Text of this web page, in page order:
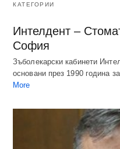
КАТЕГОРИИ
Интелдент –
София
Зъболекарски кабинети
основани през 1990 година
More